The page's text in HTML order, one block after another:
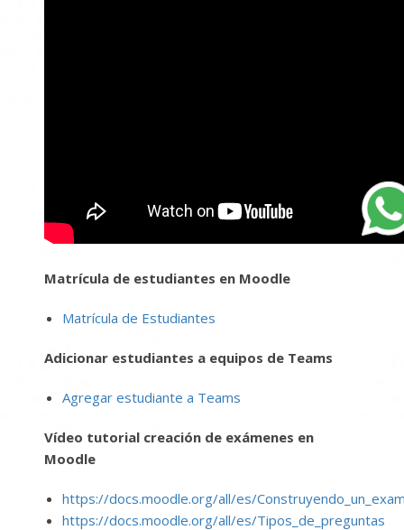
Matrícula de estudiantes en Moodle
Matrícula de Estudiantes
Adicionar estudiantes a equipos de Teams
Agregar estudiante a Teams
Vídeo tutorial creación de exámenes en
Moodle
https://docs.moodle.org/all/es/
https://docs.moodle.org/all/es/Tipos_de_preguntas